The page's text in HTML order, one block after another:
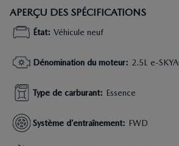
APERÇU DES SPÉCIFICATIONS
État: Véhicule neuf
Dénomination du moteur: 2.5L e-
Type de carburant: Essence
Système d’entraînement: FWD